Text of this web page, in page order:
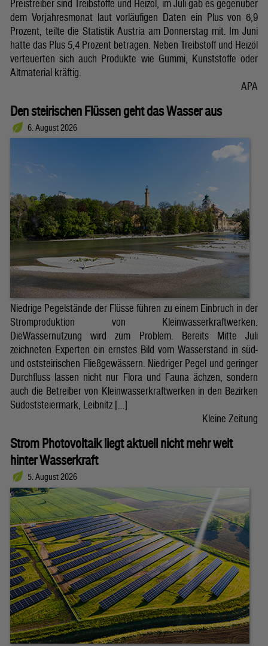
Preistreiber sind Treibstoffe und Heizöl, im Juli gab es gegenüber
dem Vorjahresmonat laut vorläufigen Daten ein Plus von 6,9
Prozent, teilte die Statistik Austria am Donnerstag mit. Im Juni
hatte das Plus 5,4 Prozent betragen. Neben Treibstoff und Heizöl
verteuerten sich auch Produkte wie Gummi, Kunststoffe oder
Altmaterial kräftig.
APA
Den steirischen Flüssen geht das Wasser aus
6. August 2026
Niedrige Pegelstände der Flüsse führen zu einem Einbruch in der
Stromproduktion von Kleinwasserkraftwerken.
DieWassernutzung wird zum Problem. Bereits Mitte Juli
zeichneten Experten ein ernstes Bild vom Wasserstand in süd-
und oststeirischen Fließgewässern. Niedriger Pegel und geringer
Durchfluss lassen nicht nur Flora und Fauna ächzen, sondern
auch die Betreiber von Kleinwasserkraftwerken in den Bezirken
Südoststeiermark, Leibnitz […]
Kleine Zeitung
Strom Photovoltaik liegt aktuell nicht mehr weit
hinter Wasserkraft
5. August 2026